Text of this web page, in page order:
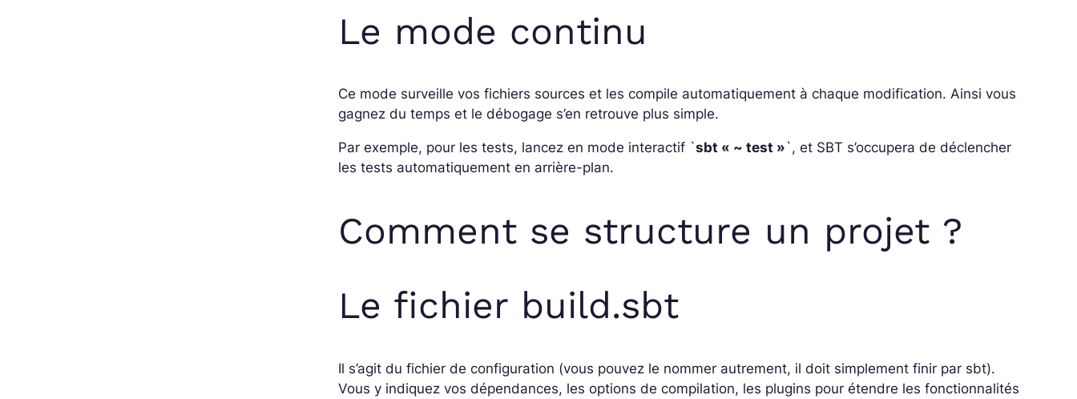
Le mode continu
Ce mode surveille vos fichiers sources et les compile automatiquement à chaque modification. Ainsi vous
gagnez du temps et le débogage s’en retrouve plus simple.
Par exemple, pour les tests, lancez en mode interactif `sbt « ~ test » `, et SBT s’occupera de déclencher
les tests automatiquement en arrière-plan.
Comment se structure un projet ?
Le fichier build.sbt
Il s’agit du fichier de configuration (vous pouvez le nommer autrement, il doit simplement finir par sbt).
Vous y indiquez vos dépendances, les options de compilation, les plugins pour étendre les fonctionnalités